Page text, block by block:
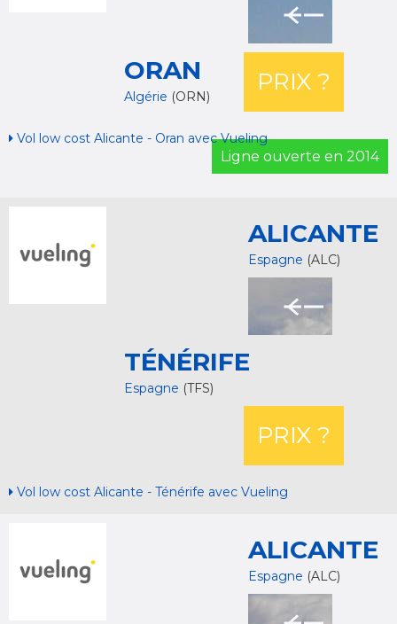
ORAN
Algérie (ORN)
PRIX ?
Vol low cost Alicante - Oran avec Vueling
Ligne ouverte en 2014
ALICANTE
Espagne (ALC)
TÉNÉRIFE
Espagne (TFS)
PRIX ?
Vol low cost Alicante - Ténérife avec Vueling
ALICANTE
Espagne (ALC)